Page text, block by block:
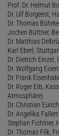
Prof. Dr. Helmut
Dr. Ulf Borgeest,
Dr. Thomas
Jochen Büttner,
Dr. Matthias
Karl Eberl,
Dr. Dietrich Einzel,
Dr. Wolfgang
Dr. Frank
Dr. Roger Erb,
Atmosphäre)
Dr. Christian
Dr. Angelika
Stephan Fichtner,
Dr. Thomas Filk,